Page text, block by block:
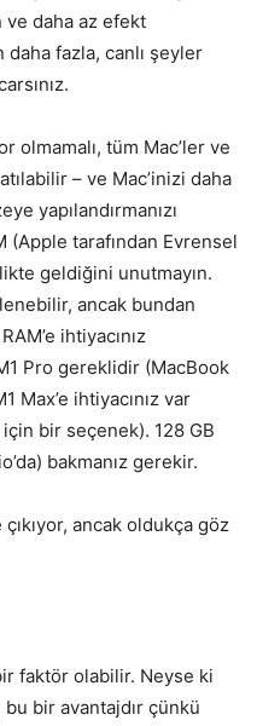
ve daha az efekt
fazla, canlı şeyler
olmamalı, tüm Mac’ler ve
– ve Mac’inizi daha
yapılandırmanızı
(Apple tarafından Evrensel
geldiğini unutmayın.
ancak bundan
ihtiyacınız
Pro gereklidir (MacBook
Max’e ihtiyacınız var
bir seçenek). 128 GB
bakmanız gerekir.
ancak oldukça göz
faktör olabilir. Neyse ki
bu bir avantajdır çünkü